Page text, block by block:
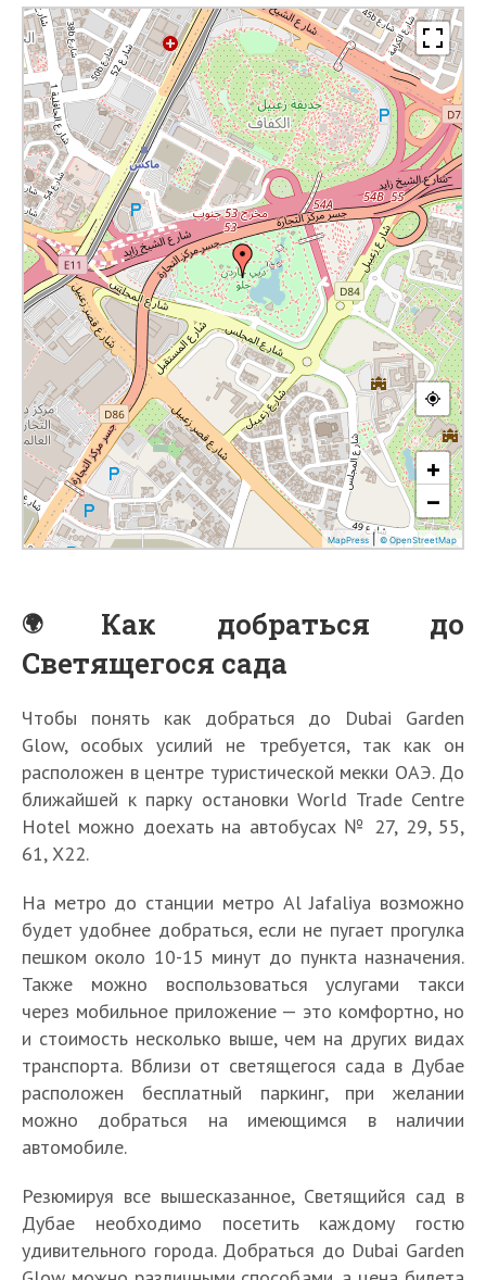
Как добраться до
Светящегося сада
Чтобы понять как добраться до Dubai Garden
Glow, особых усилий не требуется, так как он
расположен в центре туристической мекки ОАЭ. До
ближайшей к парку остановки World Trade Centre
Hotel можно доехать на автобусах № 27, 29, 55,
61, Х22.
На метро до станции метро Al Jafaliya возможно
будет удобнее добраться, если не пугает прогулка
пешком около 10-15 минут до пункта назначения.
Также можно воспользоваться услугами такси
через мобильное приложение — это комфортно, но
и стоимость несколько выше, чем на других видах
транспорта. Вблизи от светящегося сада в Дубае
расположен бесплатный паркинг, при желании
можно добраться на имеющимся в наличии
автомобиле.
Резюмируя все вышесказанное, Светящийся сад в
Дубае необходимо посетить каждому гостю
удивительного города. Добраться до Dubai Garden